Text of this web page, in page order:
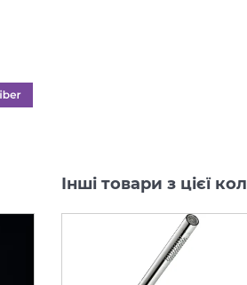
Інші товари з цієї